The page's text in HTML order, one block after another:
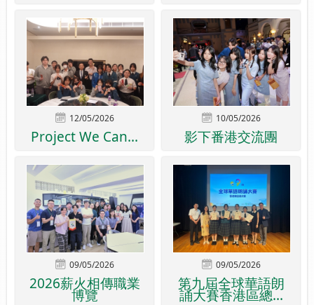
12/05/2026
Project We Can...
10/05/2026
影下番港交流團
09/05/2026
2026薪火相傳職業
博覽
09/05/2026
第九屆全球華語朗
誦大賽香港區總...